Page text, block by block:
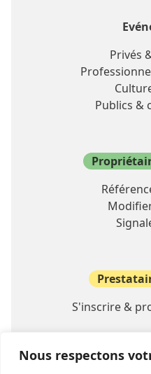
Nous respectons
Privés
Publics &
S'inscrire &
A